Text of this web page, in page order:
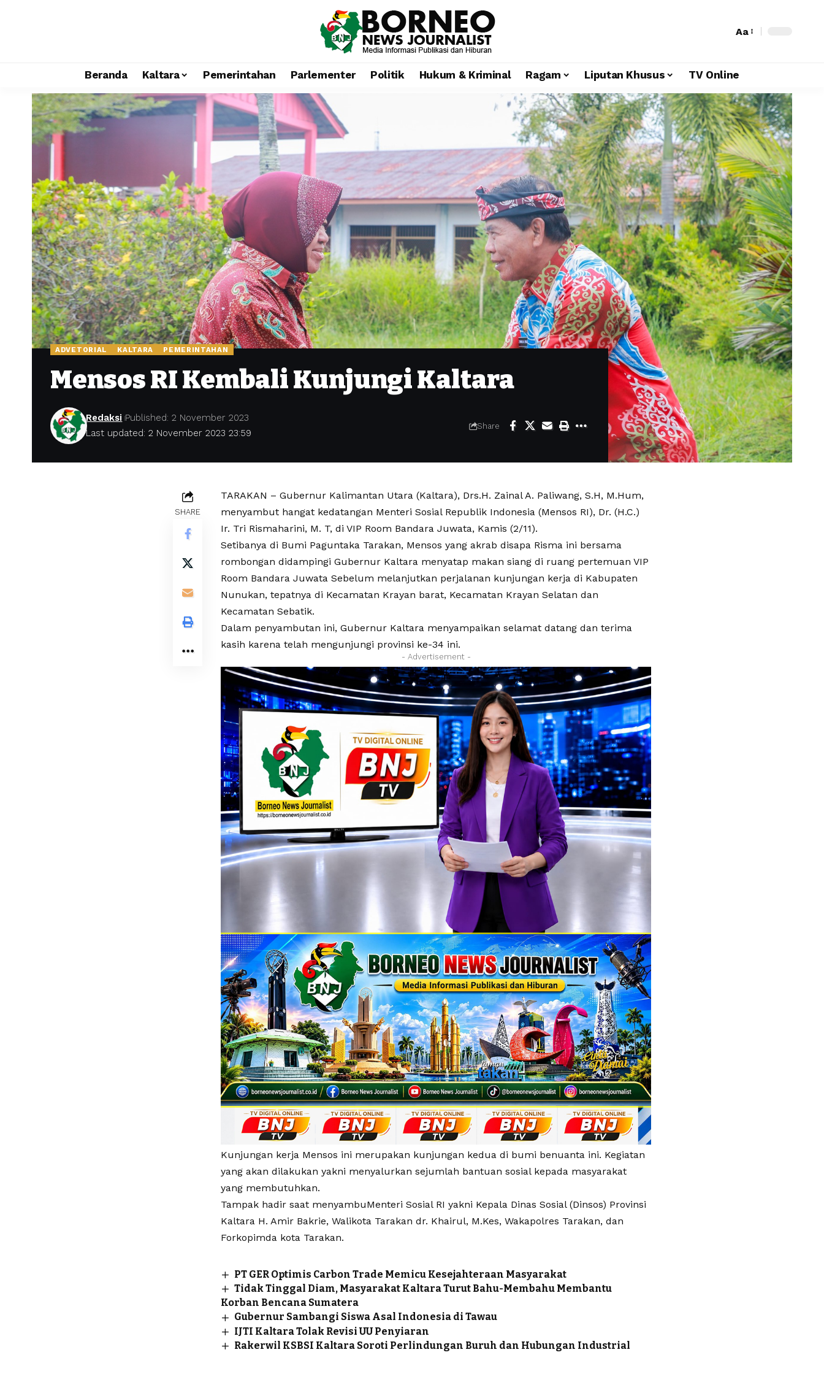
Aa
Beranda Kaltara Pemerintahan Parlementer Politik Hukum & Kriminal Ragam Liputan Khusus TV Online
ADVETORIAL KALTARA PEMERINTAHAN
Mensos RI Kembali Kunjungi Kaltara
Last updated: 2 November 2023 23:59
Redaksi Published: 2 November 2023
Share
SHARE
TARAKAN – Gubernur Kalimantan Utara (Kaltara), Drs.H. Zainal A. Paliwang, S.H, M.Hum,
menyambut hangat kedatangan Menteri Sosial Republik Indonesia (Mensos RI), Dr. (H.C.)
Ir. Tri Rismaharini, M. T, di VIP Room Bandara Juwata, Kamis (2/11).
Setibanya di Bumi Paguntaka Tarakan, Mensos yang akrab disapa Risma ini bersama
rombongan didampingi Gubernur Kaltara menyatap makan siang di ruang pertemuan VIP
Room Bandara Juwata Sebelum melanjutkan perjalanan kunjungan kerja di Kabupaten
Nunukan, tepatnya di Kecamatan Krayan barat, Kecamatan Krayan Selatan dan
Kecamatan Sebatik.
Dalam penyambutan ini, Gubernur Kaltara menyampaikan selamat datang dan terima
kasih karena telah mengunjungi provinsi ke-34 ini.
- Advertisement -
Kunjungan kerja Mensos ini merupakan kunjungan kedua di bumi benuanta ini. Kegiatan
yang akan dilakukan yakni menyalurkan sejumlah bantuan sosial kepada masyarakat
yang membutuhkan.
Tampak hadir saat menyambuMenteri Sosial RI yakni Kepala Dinas Sosial (Dinsos) Provinsi
Kaltara H. Amir Bakrie, Walikota Tarakan dr. Khairul, M.Kes, Wakapolres Tarakan, dan
Forkopimda kota Tarakan.
PT GER Optimis Carbon Trade Memicu Kesejahteraan Masyarakat
Tidak Tinggal Diam, Masyarakat Kaltara Turut Bahu-Membahu Membantu
Korban Bencana Sumatera
Gubernur Sambangi Siswa Asal Indonesia di Tawau
IJTI Kaltara Tolak Revisi UU Penyiaran
Rakerwil KSBSI Kaltara Soroti Perlindungan Buruh dan Hubungan Industrial